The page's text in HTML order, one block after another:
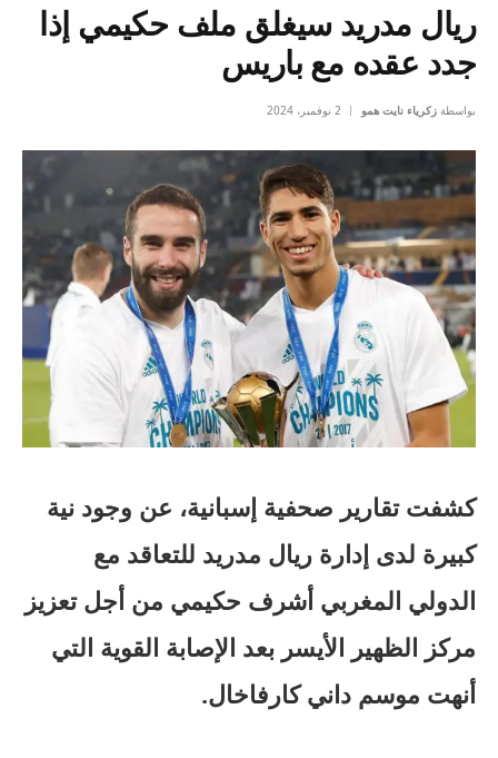
ريال مدريد سيغلق ملف حكيمي إذا
جدد عقده مع باريس
بواسطة زكرياء نايت همو 2 نوفمبر، 2024
كشفت تقارير صحفية إسبانية، عن وجود نية
كبيرة لدى إدارة ريال مدريد للتعاقد مع
الدولي المغربي أشرف حكيمي من أجل تعزيز
مركز الظهير الأيسر بعد الإصابة القوية التي
أنهت موسم داني كارفاخال.